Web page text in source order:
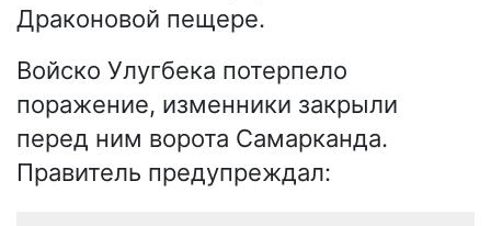
Драконовой пещере.
Войско Улугбека потерпело
поражение, изменники закрыли
перед ним ворота Самарканда.
Правитель предупреждал: